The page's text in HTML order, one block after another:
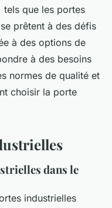
tels que les portes
prêtent à des défis
à des options de
à des besoins
normes de qualité et
choisir la porte
dans le
industrielles